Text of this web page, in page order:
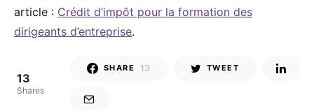
article : Crédit d’impôt pour la formation des
dirigeants d’entreprise.
13
Shares
SHARE 13 TWEET